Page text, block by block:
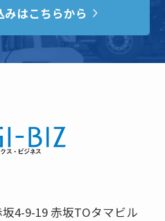
はこちらから
4-9-19 赤坂TOタマビル